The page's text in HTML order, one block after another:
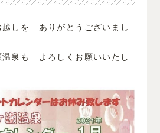
越しを ありがとうございまし
温泉も よろしくお願いいたし